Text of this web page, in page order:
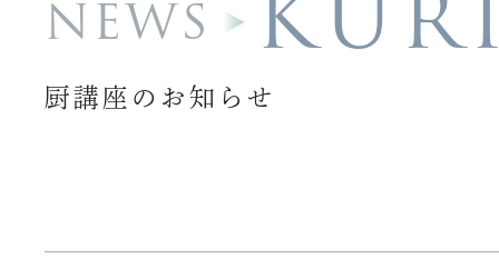
NEWS
厨講座のお知らせ